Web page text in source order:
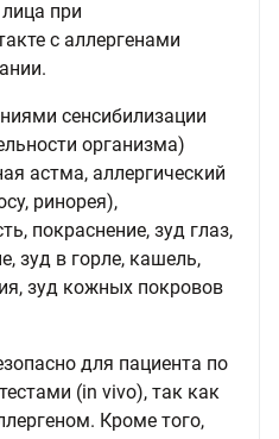
при
с аллергенами
сенсибилизации
организма)
астма, аллергический
ринорея),
покраснение, зуд глаз,
зуд в горле, кашель,
зуд кожных покровов
для пациента по
(in vivo), так как
Кроме того,